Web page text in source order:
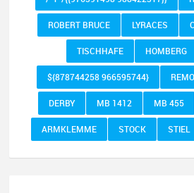
ROBERT BRUCE LYRACES
TISCHHAFE HOMBERG
${878744258 966595744}
DERBY MB 1412 MB 455
ARMKLEMME STOCK STIEL